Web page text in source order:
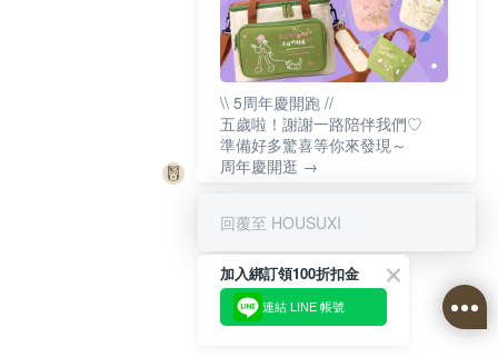
\\ 5周年慶開跑 //
五歲啦！謝謝一路陪伴我們♡
準備好多驚喜等你來發現～
周年慶開逛 →
回覆至 HOUSUXI
加入綁訂領100折扣金
連結 LINE 帳號